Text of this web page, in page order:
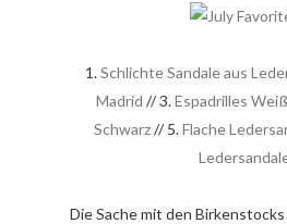
1.Schlichte Sandale aus
Madrid // 3.Espadrilles Weiß
Schwarz// 5.Flache
Die Sache mit den